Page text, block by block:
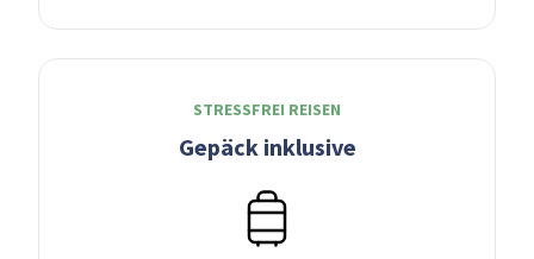
STRESSFREI REISEN
Gepäck inklusive